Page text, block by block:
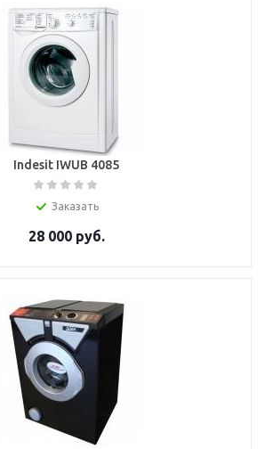
Indesit IWUB 4085
Заказать
28 000руб.